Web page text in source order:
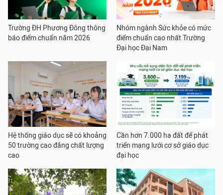
Trường ĐH Phương Đông thông
báo điểm chuẩn năm 2026
Nhóm ngành Sức khỏe có mức
điểm chuẩn cao nhất Trường
Đại học Đại Nam
Hệ thống giáo dục sẽ có khoảng
50 trường cao đẳng chất lượng
cao
Cần hơn 7.000 ha đất để phát
triển mạng lưới cơ sở giáo dục
đại học